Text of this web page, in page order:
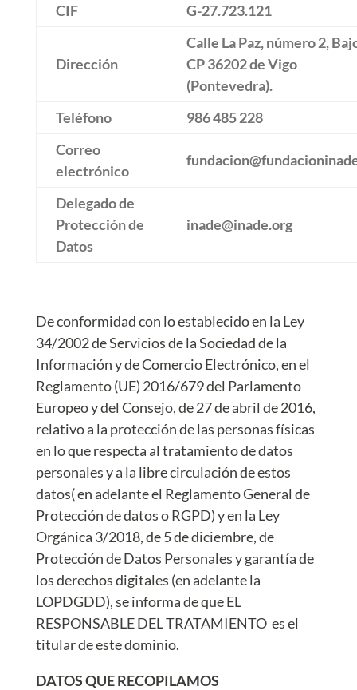
CIF
G-27.723.121
Dirección
Calle La Paz, número 2,
CP 36202 de Vigo
(Pontevedra).
Teléfono
986 485 228
Correo
electrónico
Delegado de
Protección de
Datos
inade@inade.org
De conformidad con lo establecido en la Ley
34/2002 de Servicios de la Sociedad de la
Información y de Comercio Electrónico, en el
Reglamento (UE) 2016/679 del Parlamento
Europeo y del Consejo, de 27 de abril de 2016,
relativo a la protección de las personas físicas
en lo que respecta al tratamiento de datos
personales y a la libre circulación de estos
datos( en adelante el Reglamento General de
Protección de datos o RGPD) y en la Ley
Orgánica 3/2018, de 5 de diciembre, de
Protección de Datos Personales y garantía de
los derechos digitales (en adelante la
LOPDGDD), se informa de que EL
RESPONSABLE DEL TRATAMIENTO es el
titular de este dominio.
DATOS QUE RECOPILAMOS